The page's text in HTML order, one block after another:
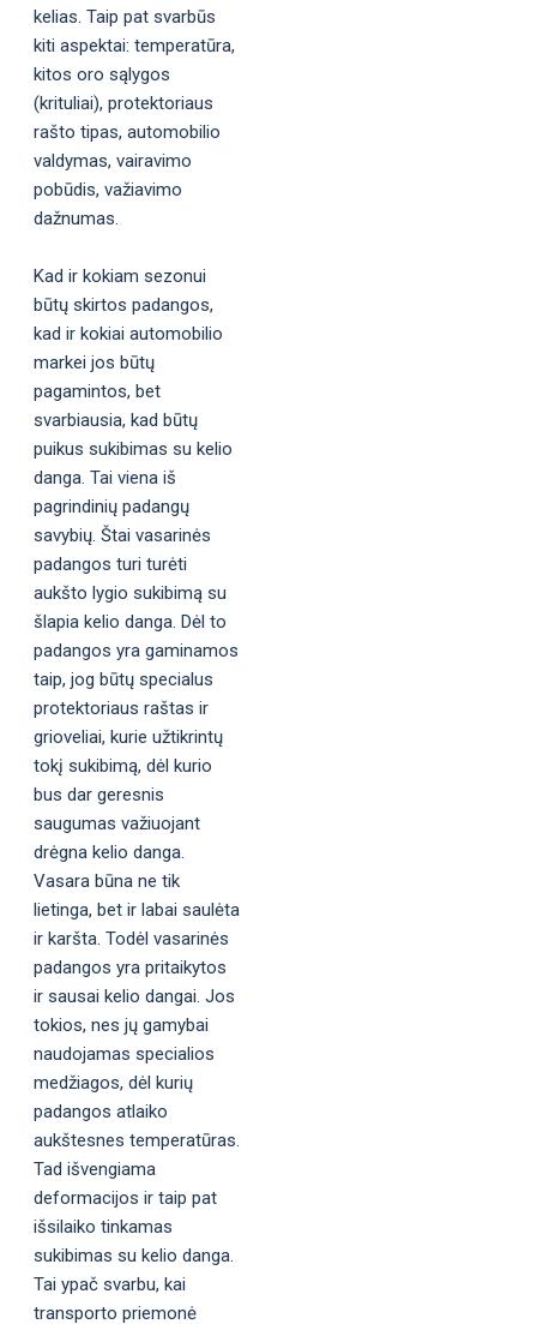
kelias. Taip pat svarbūs
kiti aspektai: temperatūra,
kitos oro sąlygos
(krituliai), protektoriaus
rašto tipas, automobilio
valdymas, vairavimo
pobūdis, važiavimo
dažnumas.
Kad ir kokiam sezonui
būtų skirtos padangos,
kad ir kokiai automobilio
markei jos būtų
pagamintos, bet
svarbiausia, kad būtų
puikus sukibimas su kelio
danga. Tai viena iš
pagrindinių padangų
savybių. Štai vasarinės
padangos turi turėti
aukšto lygio sukibimą su
šlapia kelio danga. Dėl to
padangos yra gaminamos
taip, jog būtų specialus
protektoriaus raštas ir
grioveliai, kurie užtikrintų
tokį sukibimą, dėl kurio
bus dar geresnis
saugumas važiuojant
drėgna kelio danga.
Vasara būna ne tik
lietinga, bet ir labai saulėta
ir karšta. Todėl vasarinės
padangos yra pritaikytos
ir sausai kelio dangai. Jos
tokios, nes jų gamybai
naudojamas specialios
medžiagos, dėl kurių
padangos atlaiko
aukštesnes temperatūras.
Tad išvengiama
deformacijos ir taip pat
išsilaiko tinkamas
sukibimas su kelio danga.
Tai ypač svarbu, kai
transporto priemonė